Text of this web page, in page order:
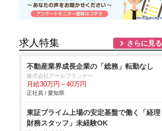
求人特集 さらに見る
不動産業界成長企業の「総務」転勤なし
株式会社アールプランナー
月給30万円～40万円
正社員 / 愛知県
東証プライム上場の安定基盤で働く「経理
財務スタッフ」未経験OK